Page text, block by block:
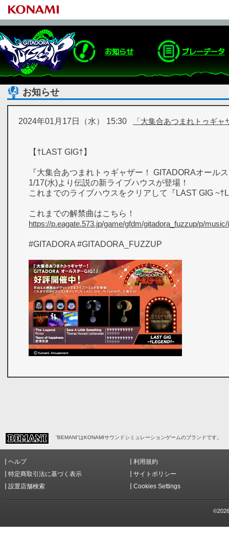
お知らせ プレーデータ
お知らせ
2024年01月17日（水） 15:30 「大集合あつまれトゥギ
【†LAST GIG†】
『大集合あつまれトゥギャザー！ GITADORAオール
1/17(水)より伝説の新ライブハウスが登場！
これまでのライブハウスをクリアして『LAST GIG
これまでの解禁曲はこちら！
https://p.eagate.573.jp/game/gfdm/gitadora_fuzzup/p/
#GITADORA #GITADORA_FUZZUP
“BEMANI”はKONAMIサウンドシミュレーションゲームのブランドです。
ヘルプ
利用規約
特定商取引法に基づく表示
サイトポリシー
設置店舗検索
Cookies Settings